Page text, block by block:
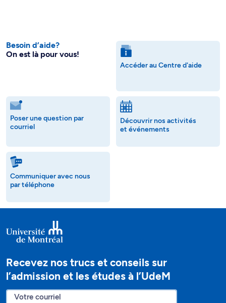
Besoin d’aide?
On est là pour vous!
Accéder au Centre d'aide
Poser une question par
courriel
Découvrir nos activités
et événements
Communiquer avec nous
par téléphone
Recevez nos trucs et conseils sur
l’admission et les études à l’UdeM